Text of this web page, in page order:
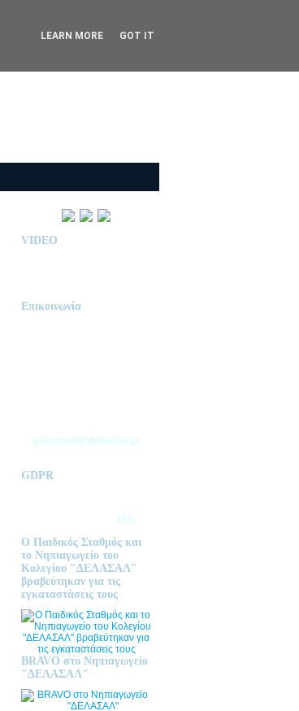
VIDEO
Επικοινωνία
preschool@delasalle.gr
GDPR
εδώ
Ο Παιδικός Σταθμός και
το Νηπιαγωγείο του
Κολεγίου "ΔΕΛΑΣΑΛ"
βραβεύτηκαν για τις
εγκαταστάσεις τους
BRAVO στο Νηπιαγωγείο
"ΔΕΛΑΣΑΛ"
LEARN MORE GOT IT